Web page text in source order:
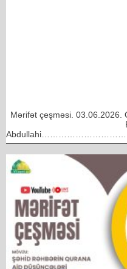
Mərifət çeşməsi. 03.06.2026.